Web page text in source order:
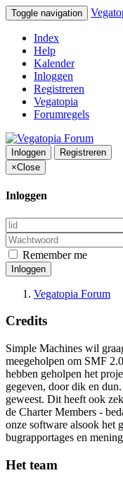
Toggle navigation
Index
Help
Kalender
Inloggen
Registreren
Vegatopia
Forumregels
Inloggen
Registreren
×Close
Inloggen
Remember me
Inloggen
Vegatopia Forum
Credits
Simple Machines wil
meegeholpen om SMF
hebben geholpen het
gegeven, door dik en
geweest. Dit heeft ook
de Charter Members -
onze software alsook het
bugrapportages en
Het team